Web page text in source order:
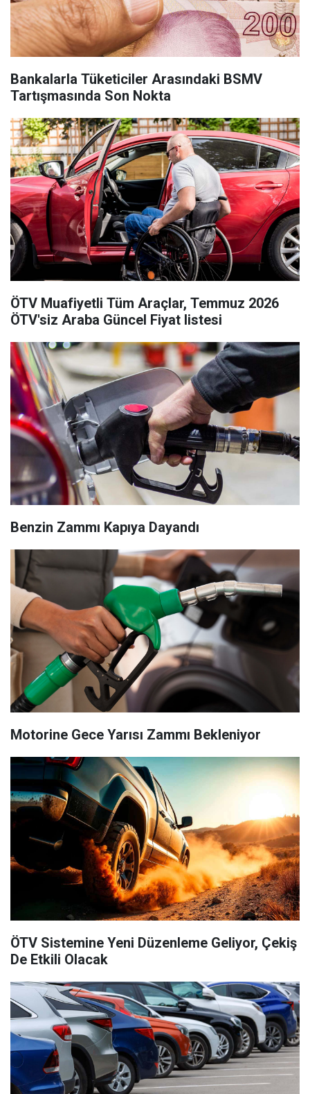
Bankalarla Tüketiciler Arasındaki BSMV
Tartışmasında Son Nokta
ÖTV Muafiyetli Tüm Araçlar, Temmuz 2026
ÖTV'siz Araba Güncel Fiyat listesi
Benzin Zammı Kapıya Dayandı
Motorine Gece Yarısı Zammı Bekleniyor
ÖTV Sistemine Yeni Düzenleme Geliyor, Çekiş
De Etkili Olacak